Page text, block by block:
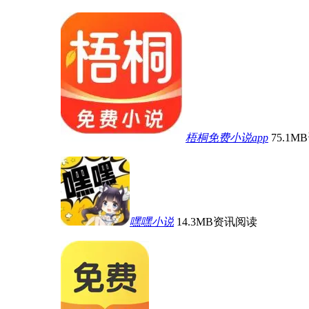
梧桐免费小说app 75.1MB
嘿嘿小说 14.3MB资讯阅读